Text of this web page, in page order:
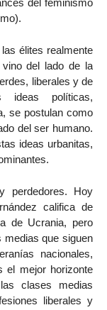
del feminismo
élites realmente
vino del lado de la
liberales y de
ideas políticas,
se postulan como
del ser humano.
ideas urbanitas,
perdedores. Hoy
califica de
de Ucrania, pero
que siguen
nacionales,
el mejor horizonte
clases medias
liberales y